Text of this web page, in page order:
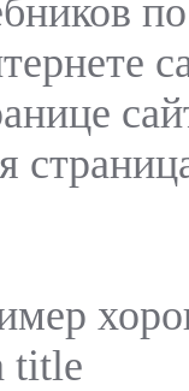
title